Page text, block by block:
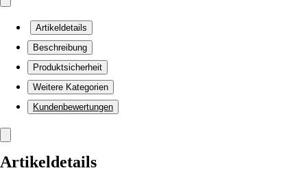
Artikeldetails
Beschreibung
Produktsicherheit
Weitere Kategorien
Kundenbewertungen
Artikeldetails